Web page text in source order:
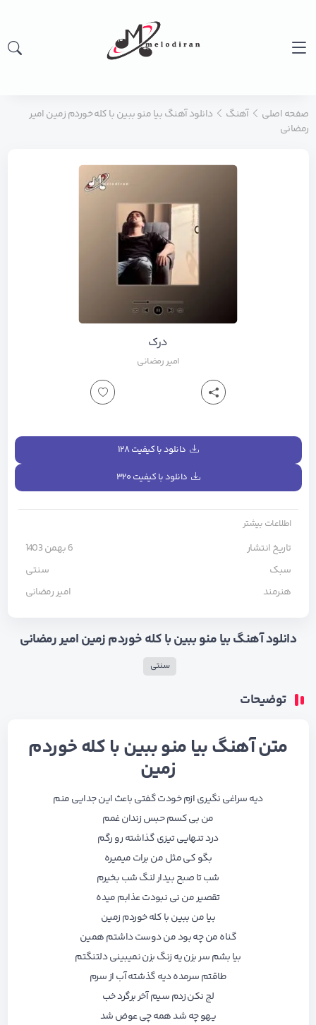
صفحه اصلی آهنگ
دانلود آهنگ بیا منو ببین با کله خوردم زمین امیر
رمضانی
درک
امیر رمضانی
دانلود با کیفیت ۱۲۸
دانلود با کیفیت ۳۲۰
اطلاعات بیشتر
تاریخ انتشار
6 بهمن 1403
سبک
سنتی
هنرمند
امیر رمضانی
دانلود آهنگ بیا منو ببین با کله خوردم زمین امیر رمضانی
سنتی
توضیحات
متن آهنگ بیا منو ببین با کله خوردم
زمین
دﻳﻪ ﺳﺮاﻏﻰ ﻧﮕﻴﺮی ازم ﺧﻮدت ﮔﻔﺘﻰ ﺑﺎﻋﺚ اﻳﻦ ﺟﺪاﻳﻰ ﻣﻨﻢ
ﻣﻦ ﺑﻰ ﻛﺴﻢ ﺣﺒﺲ زﻧﺪان ﻏﻤﻢ
درد ﺗﻨﻬﺎﻳﻰ ﺗﻴﺰی ﮔﺬاﺷﺘﻪ رو رﮔﻢ
ﺑﮕﻮ ﻛﻰ ﻣﺜﻞ ﻣﻦ ﺑﺮات ﻣﻴﻤﻴﺮه
ﺷﺐ ﺗﺎ ﺻﺒﺢ ﺑﻴﺪار ﻟﻨﮓ ﺷﺐ ﺑﺨﻴﺮم
ﺗﻘﺼﻴﺮ ﻣﻦ ﻧﻰ ﻧﺒﻮدت ﻋﺬاﺑﻢ ﻣﻴﺪه
ﺑﻴﺎ ﻣﻦ ﺑﺒﻴﻦ ﺑﺎ ﻛﻠﻪ ﺧﻮردم زﻣﻴﻦ
ﮔﻨﺎه ﻣﻦ ﭼﻪ ﺑﻮد ﻣﻦ دوﺳﺖ داﺷﺘﻢ ﻫﻤﻴﻦ
ﺑﻴﺎ ﺑﺸﻢ ﺳﺮ ﺑﺰن ﻳﻪ زﻧﮓ ﺑﺰن ﻧﻤﻴﺒﻴﻨﻰ دﻟﺘﻨﮕﺘﻢ
ﻃﺎﻗﺘﻢ ﺳﺮﻣﺪه دﻳﻪ ﮔﺬﺷﺘﻪ آب از ﺳﺮم
ﻟﺞ ﻧﻜﻦ زدم ﺳﻴﻢ آﺧﺮ ﺑﺮﮔﺮد ﺧﺐ
ﻳﻬﻮ ﭼﻪ ﺷﺪ ﻫﻤﻪ ﭼﻰ ﻋﻮض ﺷﺪ